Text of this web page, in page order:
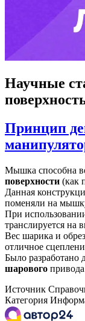
Научные
Принцип
Мышка способна
поверхности (как
Данная
поменяли на
При
транслируется на
Вес шарика и
отличное
Было разработано
шарового
Источник
Категория